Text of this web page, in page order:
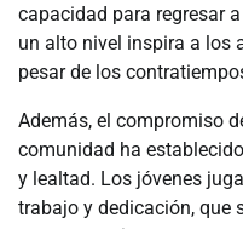
capacidad para regresar
un alto nivel inspira a los
pesar de los
Además, el compromiso
comunidad ha
y lealtad. Los jóvenes
trabajo y dedicación, que